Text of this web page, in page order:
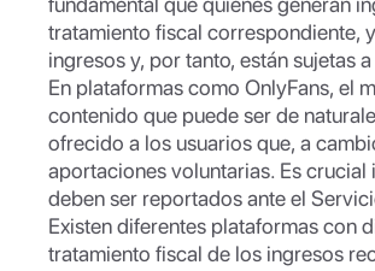
A
p
p
Li
n
k
tratamiento fiscal correspondiente,
ingresos y, por tanto, están sujetas
En plataformas como OnlyFans, el
contenido que puede ser de
ofrecido a los usuarios que, a
aportaciones voluntarias. Es
deben ser reportados ante el
Existen diferentes plataformas con
tratamiento fiscal de los ingresos